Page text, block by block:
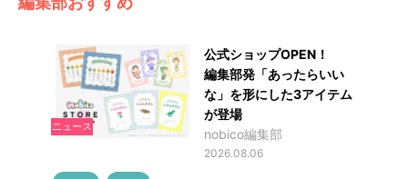
ニュース
公式ショップOPEN！
編集部発「あったらいい
な」を形にした3アイテム
が登場
nobico編集部
2026.08.06